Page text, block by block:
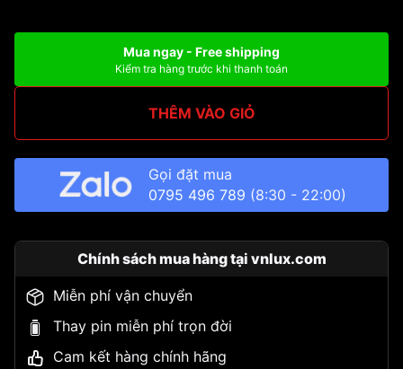
Mua ngay - Free shipping
Kiểm tra hàng trước khi thanh toán
THÊM VÀO GIỎ
Gọi đặt mua
0795 496 789 (8:30 - 22:00)
Chính sách mua hàng tại vnlux.com
Miễn phí vận chuyển
Thay pin miễn phí trọn đời
Cam kết hàng chính hãng